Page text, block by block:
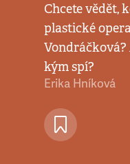
Chcete vědět,
plastické
kým spí?
Erika Hníková